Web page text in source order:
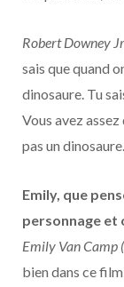
Robert Downey Jr
sais que quand
dinosaure. Tu
Vous avez
pas un dinosaure.
Emily, que
personnage et
Emily Van Camp
bien dans ce film